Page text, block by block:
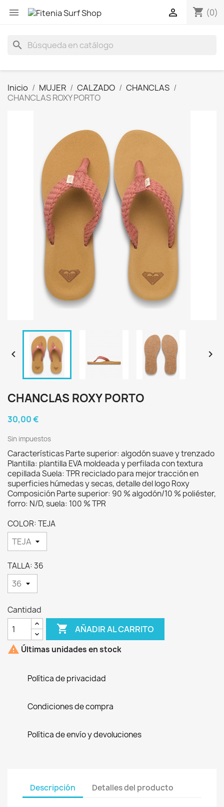
 shopping_cart (0)

search
Inicio MUJER CALZADO
CHANCLAS
CHANCLAS ROXY PORTO
 
CHANCLAS ROXY PORTO
30,00 €
Sin impuestos
Características Parte superior: algodón suave y trenzado
Plantilla: plantilla EVA moldeada y perfilada con textura
cepillada Suela: TPR reciclado para mejor tracción en
superficies húmedas y secas, detalle del logo Roxy
Composición Parte superior: 90 % algodón/10 % poliéster,
forro: N/D, suela: 100 % TPR
COLOR: TEJA
TALLA: 36
Cantidad
 AÑADIR AL CARRITO
 Últimas unidades en stock
Política de privacidad
Condiciones de compra
Política de envío y devoluciones
Descripción Detalles del producto